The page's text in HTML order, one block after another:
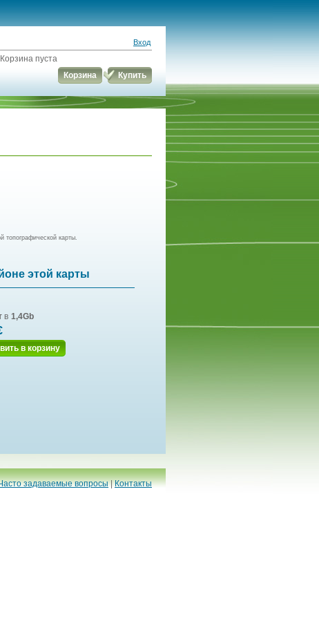
Вход
Корзина пуста
Корзина
Купить
карты.
этой карты
в 1,4Gb
в корзину
задаваемые вопросы|Контакты